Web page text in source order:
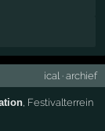
ical · archief
, Festivalterrein